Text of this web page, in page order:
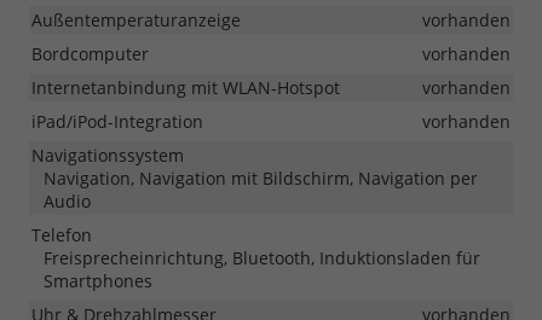
Außentemperaturanzeige
vorhanden
Bordcomputer
vorhanden
Internetanbindung mit WLAN-Hotspot
vorhanden
iPad/iPod-Integration
vorhanden
Navigationssystem
Navigation, Navigation mit Bildschirm, Navigation per
Audio
Telefon
Freisprecheinrichtung, Bluetooth, Induktionsladen für
Smartphones
Uhr & Drehzahlmesser
vorhanden